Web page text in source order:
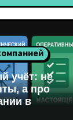
учёт: не
а про
в